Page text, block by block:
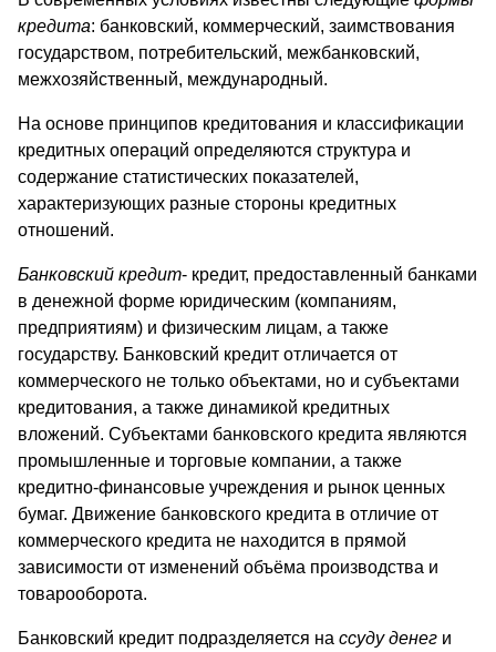
кредита: банковский, коммерческий, заимствования
государством, потребительский, межбанковский,
межхозяйственный, международный.
На основе принципов кредитования и классификации
кредитных операций определяются структура и
содержание статистических показателей,
характеризующих разные стороны кредитных
отношений.
Банковский кредит- кредит, предоставленный банками
в денежной форме юридическим (компаниям,
предприятиям) и физическим лицам, а также
государству. Банковский кредит отличается от
коммерческого не только объектами, но и субъектами
кредитования, а также динамикой кредитных
вложений. Субъектами банковского кредита являются
промышленные и торговые компании, а также
кредитно-финансовые учреждения и рынок ценных
бумаг. Движение банковского кредита в отличие от
коммерческого кредита не находится в прямой
зависимости от изменений объёма производства и
товарооборота.
Банковский кредит подразделяется на ссуду денег и